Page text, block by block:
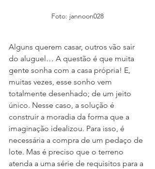
Foto: jannoon028
Alguns querem casar, outros vão sair
do aluguel… A questão é que muita
gente sonha com a casa própria! E,
muitas vezes, esse sonho vem
totalmente desenhado; de um jeito
único. Nesse caso, a solução é
construir a moradia da forma que a
imaginação idealizou. Para isso, é
necessária a compra de um pedaço de
lote. Mas é preciso que o terreno
atenda a uma série de requisitos para a